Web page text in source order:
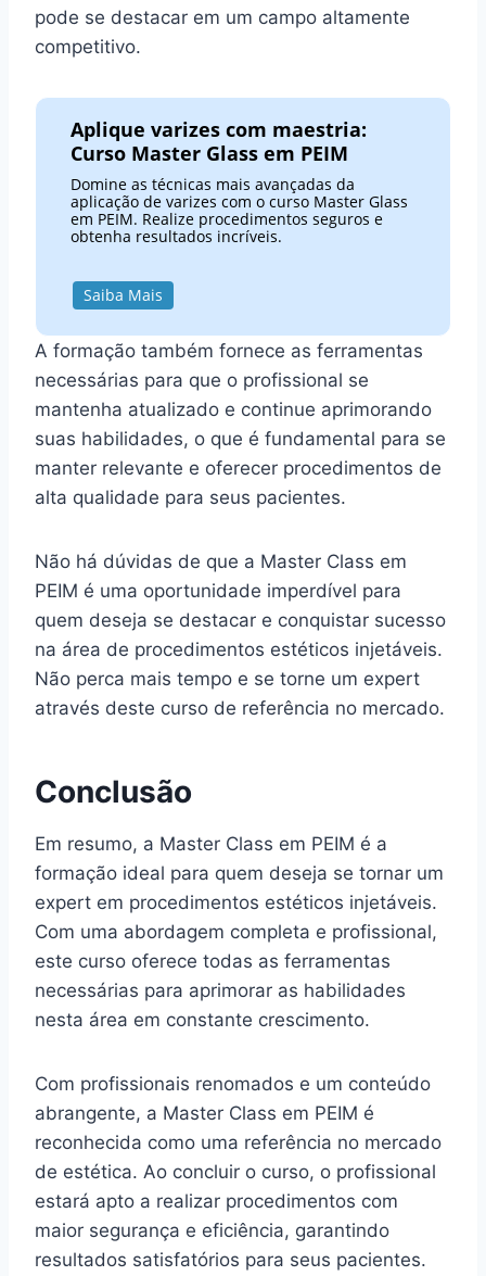
pode se destacar em um campo altamente
competitivo.
Aplique varizes com maestria:
Curso Master Glass em PEIM
Domine as técnicas mais avançadas da
aplicação de varizes com o curso Master Glass
em PEIM. Realize procedimentos seguros e
obtenha resultados incríveis.
Saiba Mais
A formação também fornece as ferramentas
necessárias para que o profissional se
mantenha atualizado e continue aprimorando
suas habilidades, o que é fundamental para se
manter relevante e oferecer procedimentos de
alta qualidade para seus pacientes.
Não há dúvidas de que a Master Class em
PEIM é uma oportunidade imperdível para
quem deseja se destacar e conquistar sucesso
na área de procedimentos estéticos injetáveis.
Não perca mais tempo e se torne um expert
através deste curso de referência no mercado.
Conclusão
Em resumo, a Master Class em PEIM é a
formação ideal para quem deseja se tornar um
expert em procedimentos estéticos injetáveis.
Com uma abordagem completa e profissional,
este curso oferece todas as ferramentas
necessárias para aprimorar as habilidades
nesta área em constante crescimento.
Com profissionais renomados e um conteúdo
abrangente, a Master Class em PEIM é
reconhecida como uma referência no mercado
de estética. Ao concluir o curso, o profissional
estará apto a realizar procedimentos com
maior segurança e eficiência, garantindo
resultados satisfatórios para seus pacientes.